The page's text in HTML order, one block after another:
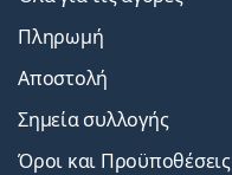
Πληρωμή
Αποστολή
Σημεία συλλογής
Όροι και Προϋποθέσεις